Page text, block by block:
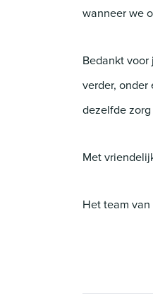
wanneer we
Bedankt
verder,
dezelfde
Met
Het team